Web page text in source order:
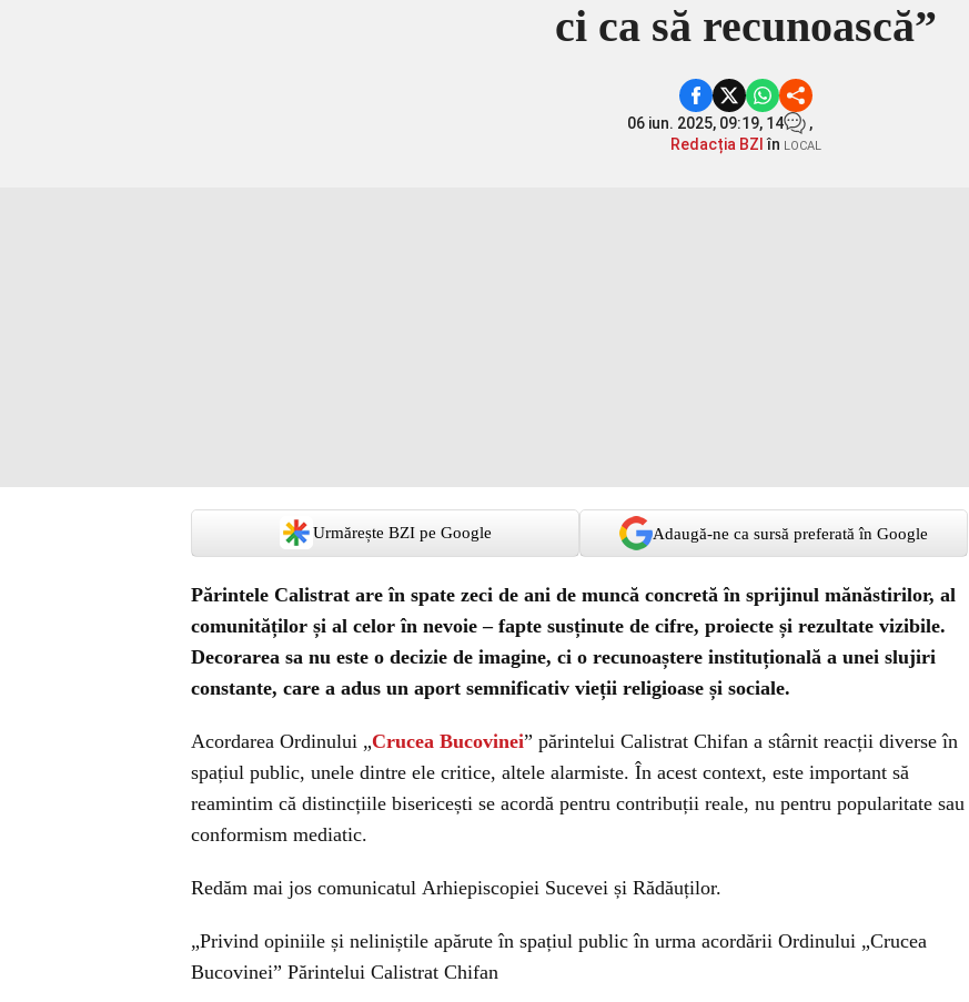
ci ca să recunoască”
06 iun. 2025, 09:19, 14
,
Redacția BZI în LOCAL
Urmărește BZI pe Google Adaugă-ne ca sursă preferată în Google
Părintele Calistrat are în spate zeci de ani de muncă concretă în sprijinul mănăstirilor, al
comunităților și al celor în nevoie – fapte susținute de cifre, proiecte și rezultate vizibile.
Decorarea sa nu este o decizie de imagine, ci o recunoaștere instituțională a unei slujiri
constante, care a adus un aport semnificativ vieții religioase și sociale.
Acordarea Ordinului „Crucea Bucovinei” părintelui Calistrat Chifan a stârnit reacții diverse în
spațiul public, unele dintre ele critice, altele alarmiste. În acest context, este important să
reamintim că distincțiile bisericești se acordă pentru contribuții reale, nu pentru popularitate sau
conformism mediatic.
Redăm mai jos comunicatul Arhiepiscopiei Sucevei și Rădăuților.
„Privind opiniile și neliniștile apărute în spațiul public în urma acordării Ordinului „Crucea
Bucovinei” Părintelui Calistrat Chifan